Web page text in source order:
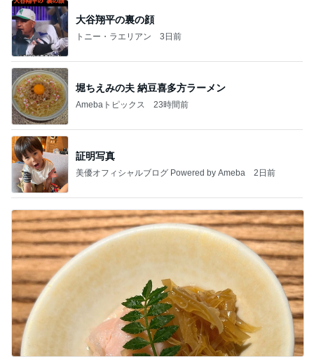
大谷翔平の裏の顔
トニー・ラエリアン 3日前
堀ちえみの夫 納豆喜多方ラーメン
Amebaトピックス 23時間前
証明写真
美優オフィシャルブログ Powered by Ameba 2日前